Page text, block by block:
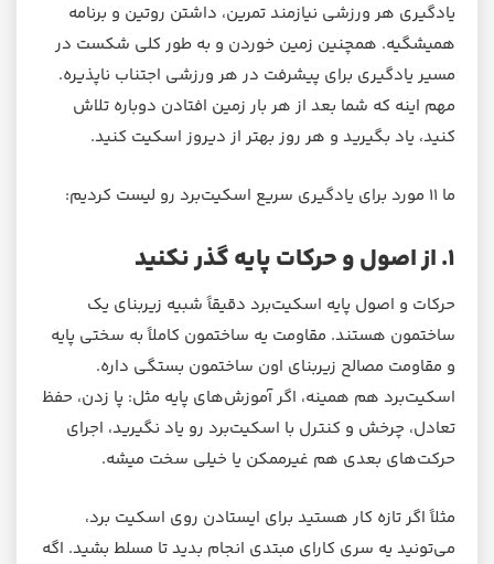
یادگیری هر ورزشی نیازمند تمرین، داشتن روتین و برنامه
همیشگیه. همچنین زمین خوردن و به طور کلی شکست در
مسیر یادگیری برای پیشرفت در هر ورزشی اجتناب ناپذیره.
مهم اینه که شما بعد از هر بار زمین افتادن دوباره تلاش
کنید، یاد بگیرید و هر روز بهتر از دیروز اسکیت کنید.
ما ۱۱ مورد برای یادگیری سریع‌ اسکیت‌برد رو لیست کردیم:
۱. از اصول و حرکات پایه گذر نکنید
حرکات و اصول پایه اسکیت‌برد دقیقاً شبیه زیربنای یک
ساختمون هستند. مقاومت یه ساختمون کاملاً به سختی پایه
و مقاومت مصالح زیربنای اون ساختمون بستگی داره.
اسکیت‌برد هم همینه، اگر آموزش‌های پایه مثل: پا زدن، حفظ
تعادل، چرخش و کنترل با اسکیت‌برد رو یاد نگیرید، اجرای
حرکت‌های بعدی هم غیرممکن یا خیلی سخت میشه.
مثلاً اگر تازه کار هستید برای ایستادن روی اسکیت برد،
می‌تونید یه سری کارای مبتدی انجام بدید تا مسلط بشید. اگه